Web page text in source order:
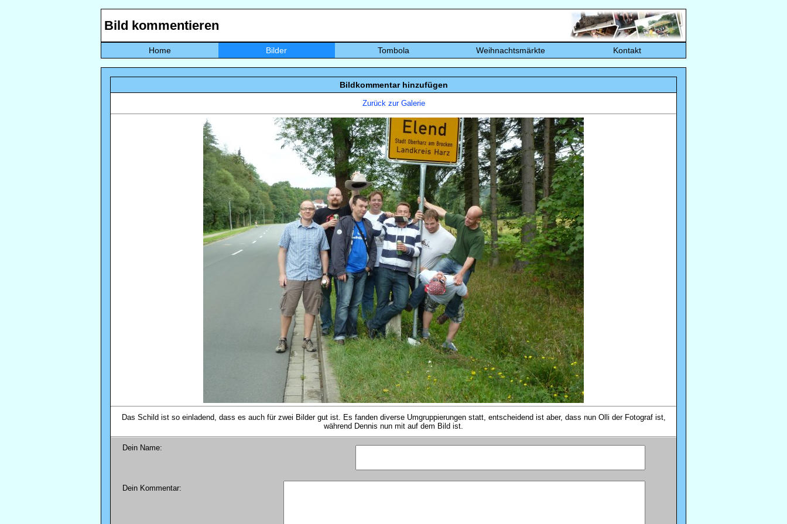
Bild kommentieren
Home Bilder Tombola Weihnachtsmärkte Kontakt
Bildkommentar hinzufügen
Zurück zur Galerie
Das Schild ist so einladend, dass es auch für zwei Bilder gut ist. Es fanden diverse Umgruppierungen statt, entscheidend ist aber, dass nun Olli der Fotograf ist,
während Dennis nun mit auf dem Bild ist.
Dein Name:
Dein Kommentar: